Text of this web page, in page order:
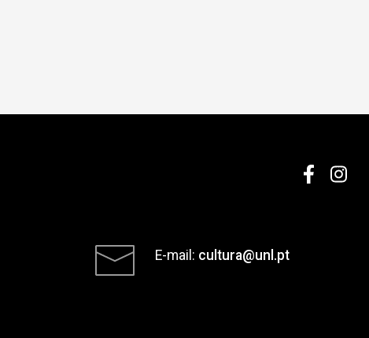
E-mail: cultura@unl.pt